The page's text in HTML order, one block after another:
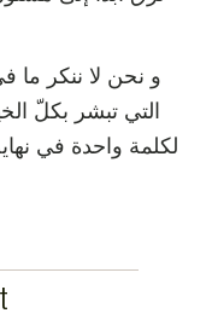
و نحن لا ننكر ما
التي تبشر بكلّ
لكلمة واحدة في